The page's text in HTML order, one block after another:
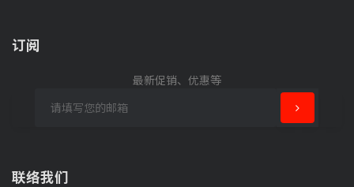
订阅
最新促销、优惠等
联络我们